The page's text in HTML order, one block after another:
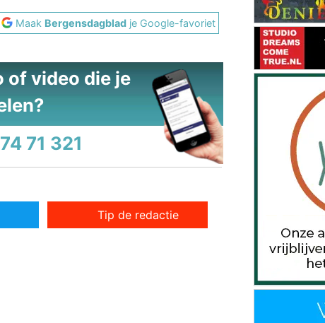
Maak Bergensdagblad je Google-favoriet
of video die je
71 321
Tip de redactie